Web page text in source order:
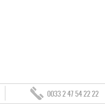
0033 2 47 54 22 22